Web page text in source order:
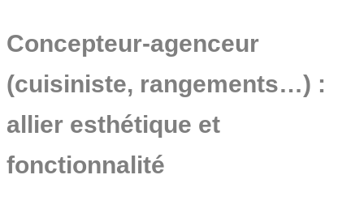
Concepteur-agenceur
(cuisiniste, rangements…) :
allier esthétique et
fonctionnalité